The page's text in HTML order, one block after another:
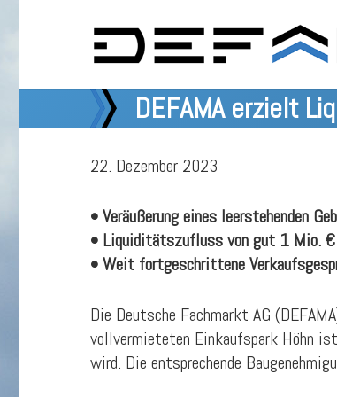
DEFAMA erzielt
22. Dezember 2023
• Veräußerung eines leerstehenden
• Liquiditätszufluss von gut 1 Mio. €
• Weit fortgeschrittene
Die Deutsche Fachmarkt AG
vollvermieteten Einkaufspark Höhn
wird. Die entsprechende